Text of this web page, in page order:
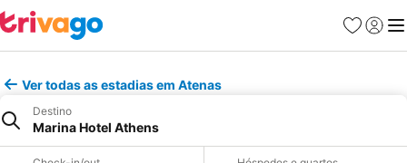
Favoritos
Iniciar
Ver todas as estadias em Atenas
Destino
Marina Hotel Athens